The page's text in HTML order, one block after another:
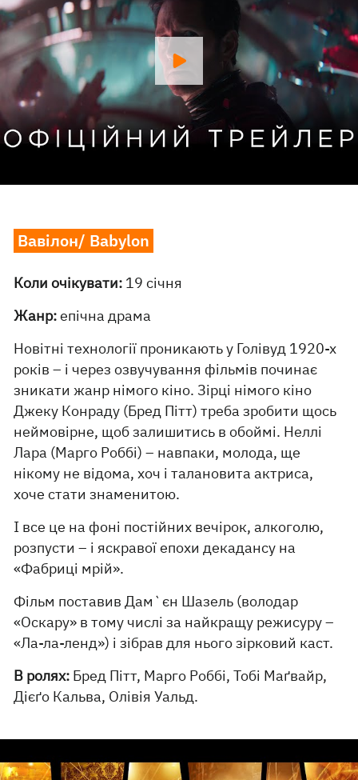
Вавілон/ Babylon
Коли очікувати: 19 січня
Жанр:епічна драма
Новітні технології проникають у Голівуд 1920-х
років – і через озвучування фільмів починає
зникати жанр німого кіно. Зірці німого кіно
Джеку Конраду (Бред Пітт) треба зробити щось
неймовірне, щоб залишитись в обоймі. Неллі
Лара (Марго Роббі) – навпаки, молода, ще
нікому не відома, хоч і талановита актриса,
хоче стати знаменитою.
І все це на фоні постійних вечірок, алкоголю,
розпусти – і яскравої епохи декадансу на
«Фабриці мрій».
Фільм поставив Дам`єн Шазель (володар
«Оскару» в тому числі за найкращу режисуру –
«Ла-ла-ленд») і зібрав для нього зірковий каст.
В ролях: Бред Пітт, Марго Роббі, Тобі Маґвайр,
Дієґо Кальва, Олівія Уальд.